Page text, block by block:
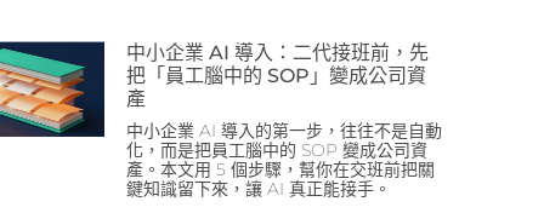
中小企業 AI 導入：二代接班前，先
把「員工腦中的 SOP」變成公司資
產
中小企業 AI 導入的第一步，往往不是自動
化，而是把員工腦中的 SOP 變成公司資
產。本文用 5 個步驟，幫你在交班前把關
鍵知識留下來，讓 AI 真正能接手。